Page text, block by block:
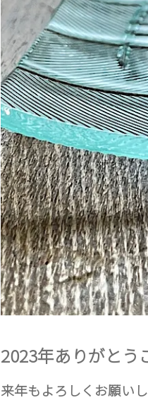
2023年ありがとう
来年もよろしくお願いし